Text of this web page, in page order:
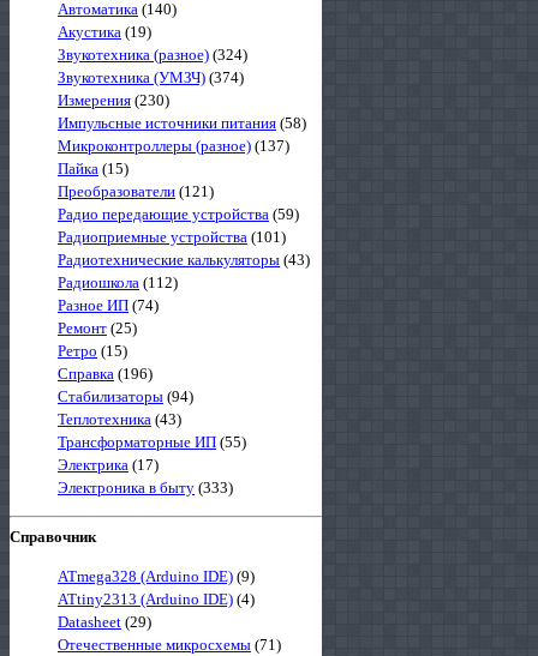
Автоматика (140)
Акустика (19)
Звукотехника (разное) (324)
Звукотехника (УМЗЧ) (374)
Измерения (230)
Импульсные источники питания (58)
Микроконтроллеры (разное) (137)
Пайка (15)
Преобразователи (121)
Радио передающие устройства (59)
Радиоприемные устройства (101)
Радиотехнические калькуляторы (43)
Радиошкола (112)
Разное ИП (74)
Ремонт (25)
Ретро (15)
Справка (196)
Стабилизаторы (94)
Теплотехника (43)
Трансформаторные ИП (55)
Электрика (17)
Электроника в быту (333)
Справочник
ATmega328 (Arduino IDE) (9)
ATtiny2313 (Arduino IDE) (4)
Datasheet (29)
Отечественные микросхемы (71)